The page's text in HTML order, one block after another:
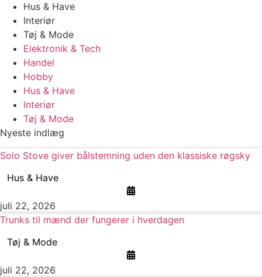
Hus & Have
Interiør
Tøj & Mode
Elektronik & Tech
Handel
Hobby
Hus & Have
Interiør
Tøj & Mode
Nyeste indlæg
Solo Stove giver bålstemning uden den klassiske røgsky
Hus & Have
juli 22, 2026
Trunks til mænd der fungerer i hverdagen
Tøj & Mode
juli 22, 2026